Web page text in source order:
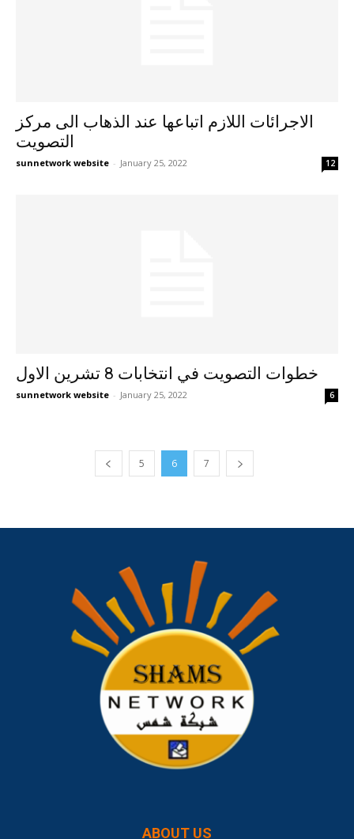
الاجرائات اللازم اتباعها عند الذهاب الى مركز
التصويت
sunnetwork website - January 25, 2022 12
خطوات التصويت في انتخابات 8 تشرين الاول
sunnetwork website - January 25, 2022 6
5 6 7
ABOUT US